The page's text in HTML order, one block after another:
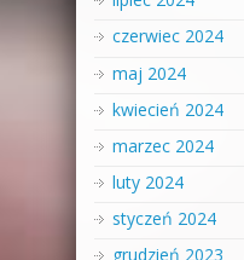
czerwiec 2024
maj 2024
kwiecień 2024
marzec 2024
luty 2024
styczeń 2024
grudzień 2023